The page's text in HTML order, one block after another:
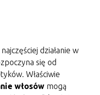
działanie w
się od
Właściwie
włosówmogą